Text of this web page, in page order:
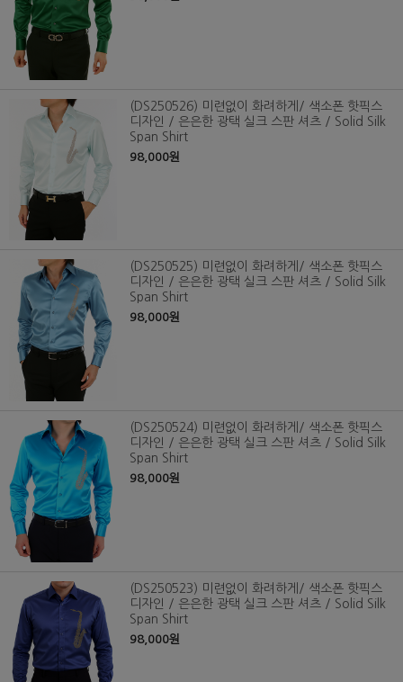
(DS250526) 미련없이 화려하게/ 색소폰 핫픽스
디자인 / 은은한 광택 실크 스판 셔츠 / Solid Silk
Span Shirt
98,000원
(DS250525) 미련없이 화려하게/ 색소폰 핫픽스
디자인 / 은은한 광택 실크 스판 셔츠 / Solid Silk
Span Shirt
98,000원
(DS250524) 미련없이 화려하게/ 색소폰 핫픽스
디자인 / 은은한 광택 실크 스판 셔츠 / Solid Silk
Span Shirt
98,000원
(DS250523) 미련없이 화려하게/ 색소폰 핫픽스
디자인 / 은은한 광택 실크 스판 셔츠 / Solid Silk
Span Shirt
98,000원